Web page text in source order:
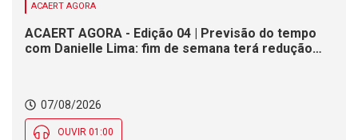
ACAERT AGORA
ACAERT AGORA - Edição 04 | Previsão do tempo
com Danielle Lima: fim de semana terá redução
07/08/2026
OUVIR 01:00